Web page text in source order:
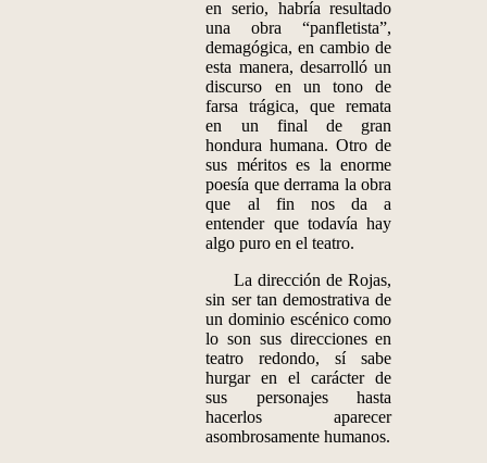
en serio, habría resultado
una obra “panfletista”,
demagógica, en cambio de
esta manera, desarrolló un
discurso en un tono de
farsa trágica, que remata
en un final de gran
hondura humana. Otro de
sus méritos es la enorme
poesía que derrama la obra
que al fin nos da a
entender que todavía hay
algo puro en el teatro.
La dirección de Rojas,
sin ser tan demostrativa de
un dominio escénico como
lo son sus direcciones en
teatro redondo, sí sabe
hurgar en el carácter de
sus personajes hasta
hacerlos aparecer
asombrosamente humanos.